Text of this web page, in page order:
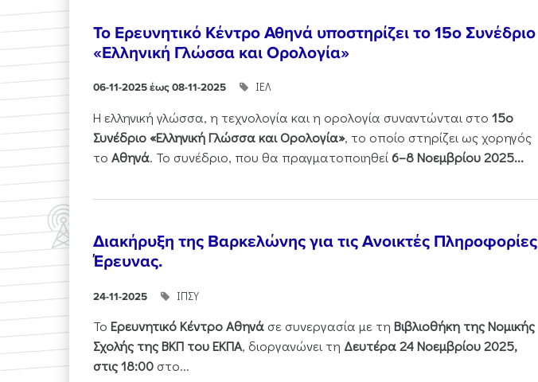
Το Ερευνητικό Κέντρο Αθηνά υποστηρίζει το 15ο Συνέδριο
«Ελληνική Γλώσσα και Ορολογία»
06-11-2025 έως 08-11-2025 ΙΕΛ
Η ελληνική γλώσσα, η τεχνολογία και η ορολογία συναντώνται στο 15ο
Συνέδριο «Ελληνική Γλώσσα και Ορολογία», το οποίο στηρίζει ως χορηγός
το Αθηνά. Το συνέδριο, που θα πραγματοποιηθεί 6–8 Νοεμβρίου 2025...
Διακήρυξη της Βαρκελώνης για τις Ανοικτές Πληροφορίες
Έρευνας.
24-11-2025 ΙΠΣΥ
Το Ερευνητικό Κέντρο Αθηνά σε συνεργασία με τη Βιβλιοθήκη της Νομικής
Σχολής της ΒΚΠ του ΕΚΠΑ, διοργανώνει τη Δευτέρα 24 Νοεμβρίου 2025,
στις 18:00 στο...